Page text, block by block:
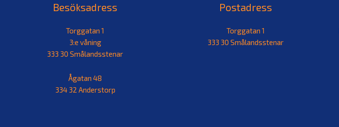
Besöksadress
Torggatan 1
3:e våning
333 30 Smålandsstenar
Ågatan 48
334 32 Anderstorp
Postadress
Torggatan 1
333 30 Smålandsstenar